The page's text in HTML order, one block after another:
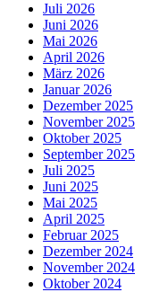
Juli 2026
Juni 2026
Mai 2026
April 2026
März 2026
Januar 2026
Dezember 2025
November 2025
Oktober 2025
September 2025
Juli 2025
Juni 2025
Mai 2025
April 2025
Februar 2025
Dezember 2024
November 2024
Oktober 2024